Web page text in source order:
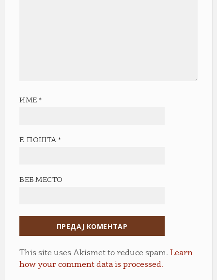
ИМЕ*
Е-ПОШТА*
ВЕБ МЕСТО
This site uses Akismet to reduce spam. Learn
how your comment data is processed.